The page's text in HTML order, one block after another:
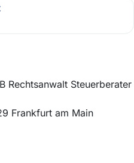
Rechtsanwalt Steuerberater
Frankfurt am Main